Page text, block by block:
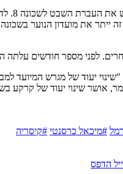
את העברת השבט לשכונה
זה ייתר את מועדון הנוער בשכונה 3
. לפני מספר חודשים עלתה
"שינוי יעוד של מגרש המיועד
, אושר שינוי יעוד של קרקע
#מיכאל כרסנטי #קיסריה
הדפס